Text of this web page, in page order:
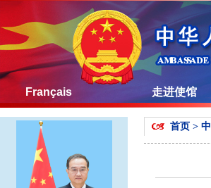
Français 走进使馆
首页 >